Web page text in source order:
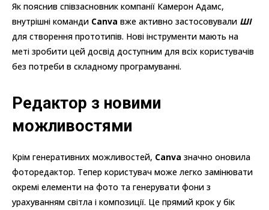
Як пояснив співзасновник компанії Камерон Адамс,
внутрішні команди Canva вже активно застосовували ШІ
для створення прототипів. Нові інструменти мають на
меті зробити цей досвід доступним для всіх користувачів
без потреби в складному програмуванні.
Редактор з новими
можливостями
Крім генеративних можливостей, Canva значно оновила
фоторедактор. Тепер користувач може легко замінювати
окремі елементи на фото та генерувати фони з
урахуванням світла і композиції. Це прямий крок у бік